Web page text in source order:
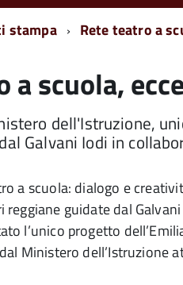
stampa Rete teatro a
a scuola,
dell'Istruzione,
Galvani Iodi in
a scuola: dialogo e
reggiane guidate dal
l’unico progetto
Ministero dell’Istruzione